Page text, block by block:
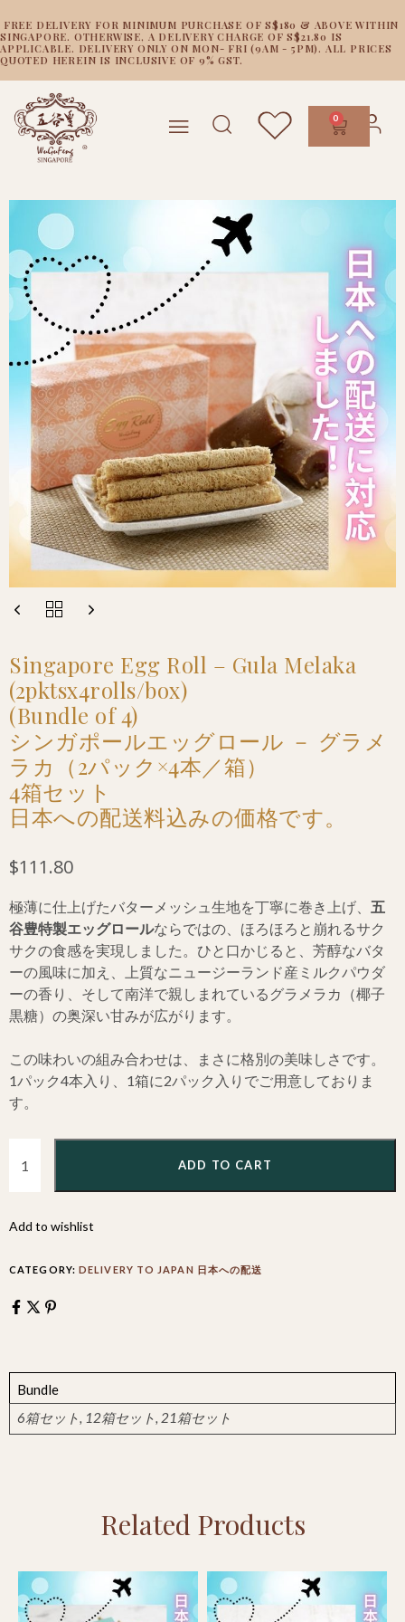
FREE DELIVERY FOR MINIMUM PURCHASE OF S$180 & ABOVE WITHIN
SINGAPORE. OTHERWISE, A DELIVERY CHARGE OF S$21.80 IS
APPLICABLE. DELIVERY ONLY ON MON- FRI (9AM - 5PM). ALL PRICES
QUOTED HEREIN IS INCLUSIVE OF 9% GST.
0
Singapore Egg Roll – Gula Melaka
(2pktsx4rolls/box)
(Bundle of 4)
シンガポールエッグロール － グラメ
ラカ（2パック×4本／箱）
4箱セット
日本への配送料込みの価格です。
$111.80
極薄に仕上げたバターメッシュ生地を丁寧に巻き上げ、 五
谷豊特製エッグロールならではの、ほろほろと崩れるサク
サクの食感を実現しました。ひと口かじると、芳醇なバタ
ーの風味に加え、上質なニュージーランド産ミルクパウダ
ーの香り、そして南洋で親しまれているグラメラカ（椰子
黒糖）の奥深い甘みが広がります。
この味わいの組み合わせは、まさに格別の美味しさです。
1パック4本入り、1箱に2パック入りでご用意しておりま
す。
ADD TO CART
Add to wishlist
CATEGORY: DELIVERY TO JAPAN 日本への配送
Bundle
6箱セット, 12箱セット, 21箱セット
Related Products